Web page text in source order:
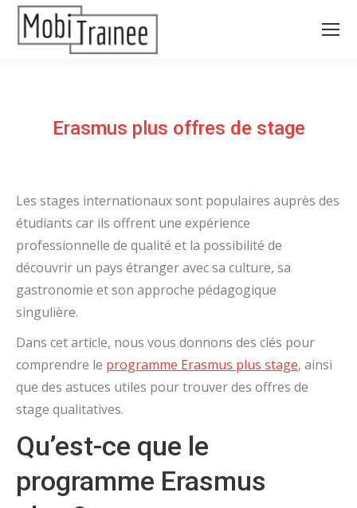
Erasmus plus offres de stage
Les stages internationaux sont populaires auprès des
étudiants car ils offrent une expérience
professionnelle de qualité et la possibilité de
découvrir un pays étranger avec sa culture, sa
gastronomie et son approche pédagogique
singulière.
Dans cet article, nous vous donnons des clés pour
comprendre le programme Erasmus plus stage, ainsi
que des astuces utiles pour trouver des offres de
stage qualitatives.
Qu’est-ce que le
programme Erasmus